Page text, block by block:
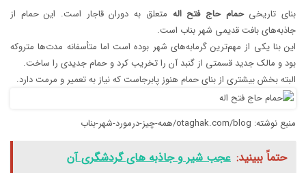
بنای تاریخیحمام حاج فتح‌ اله متعلق به دوران قاجار است. این حمام از
جاذبه‌های بافت قدیمی شهر بناب است.
این بنا یکی از مهم‌ترین گرمابه‌های شهر بوده است اما متأسفانه مدت‌ها متروکه
بود و مالک جدید قسمتی از گنبد آن‌ را تخریب کرد و حمام جدیدی را ساخت.
البته بخش بیشتری از بنای حمام هنوز پابرجاست که نیاز به تعمیر و مرمت دارد.
منبع نوشته: otaghak.com/blog/همه-چیز-درمورد-شهر-بناب
حتماً ببینید: عجب شیر و جاذبه های گردشگری آن